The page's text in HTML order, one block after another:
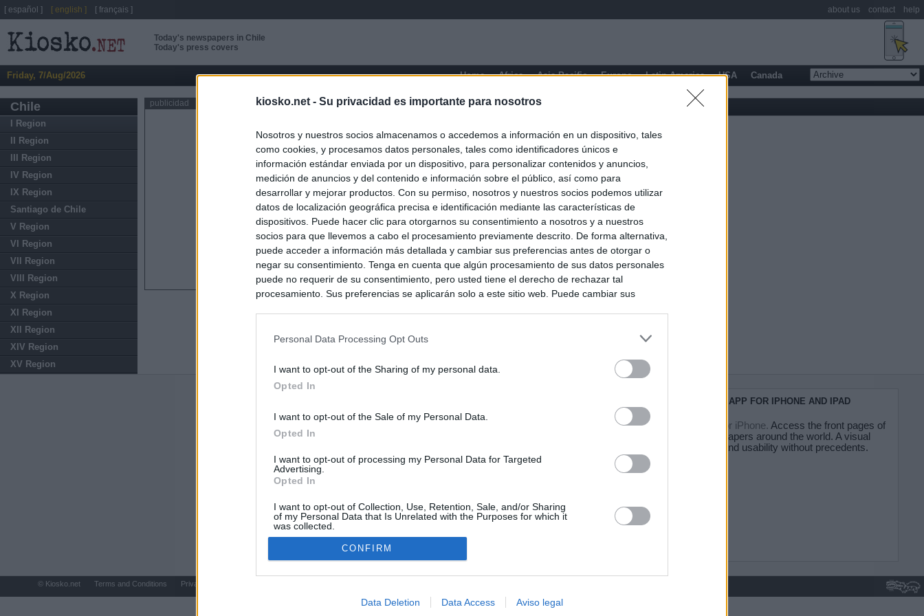
kiosko.net - Su privacidad es importante para nosotros
Nosotros y nuestros socios almacenamos o accedemos a información en un dispositivo, tales
como cookies, y procesamos datos personales, tales como identificadores únicos e
información estándar enviada por un dispositivo, para personalizar contenidos y anuncios,
medición de anuncios y del contenido e información sobre el público, así como para
desarrollar y mejorar productos. Con su permiso, nosotros y nuestros socios podemos utilizar
datos de localización geográfica precisa e identificación mediante las características de
dispositivos. Puede hacer clic para otorgarnos su consentimiento a nosotros y a nuestros
socios para que llevemos a cabo el procesamiento previamente descrito. De forma alternativa,
puede acceder a información más detallada y cambiar sus preferencias antes de otorgar o
negar su consentimiento. Tenga en cuenta que algún procesamiento de sus datos personales
puede no requerir de su consentimiento, pero usted tiene el derecho de rechazar tal
procesamiento. Sus preferencias se aplicarán solo a este sitio web. Puede cambiar sus
Personal Data Processing Opt Outs
I want to opt-out of the Sharing of my personal data.
Opted In
I want to opt-out of the Sale of my Personal Data.
Opted In
I want to opt-out of processing my Personal Data for Targeted
Advertising.
Opted In
I want to opt-out of Collection, Use, Retention, Sale, and/or Sharing
of my Personal Data that Is Unrelated with the Purposes for which it
was collected.
Opted In
CONFIRM
Data Deletion Data Access Aviso legal
Today's newspapers in Chile
Today's press covers
Friday, 7/Aug/2026 Home Africa Asia-Pacific Europe Latin America USA Canada
Chile
I Region
II Region
III Region
IV Region
IX Region
Santiago de Chile
V Region
VI Region
VII Region
VIII Region
X Region
XI Region
XII Region
XIV Region
XV Region
publicidad X Region
is a visual daily press directory that gives access to the world's largest news
sites and displays a readable image taken from today's frontpage cover of each
newspaper.
KIOSKO.NET APP FOR IPHONE AND IPAD
Kiosko.net for iPhone. Access the front pages of
major newspapers around the world. A visual
experience and usability without precedents.
[ español ] [ english ] [ français ] about us contact help
© Kiosko.net Terms and Conditions Privacy and Cookies